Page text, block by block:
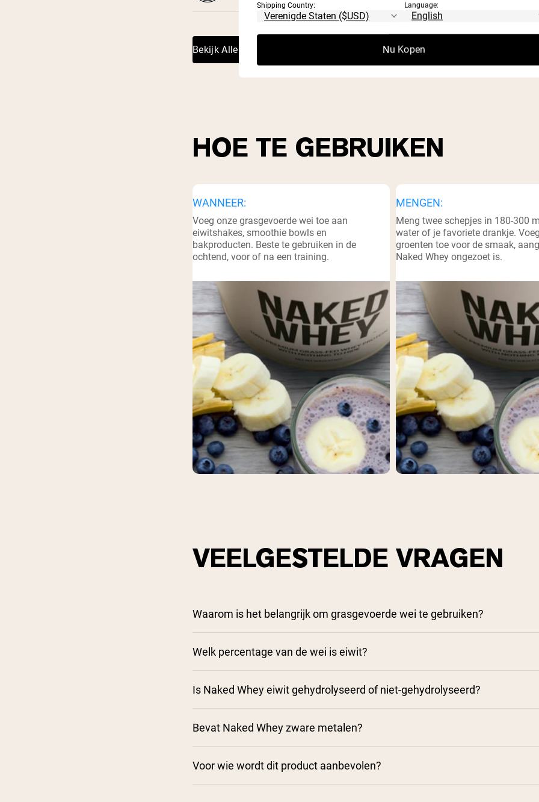
⁸
Bekijk Alle Voedingswaarden
HOE TE GEBRUIKEN
WANNEER:
Voeg onze grasgevoerde wei toe aan
eiwitshakes, smoothie bowls en
bakproducten. Beste te gebruiken in de
ochtend, voor of na een training.
MENGEN:
Meng twee schepjes in 180-300
water of je favoriete drankje.
groenten toe voor de smaak,
Naked Whey ongezoet is.
VEELGESTELDE VRAGEN
Waarom is het belangrijk om grasgevoerde wei te gebruiken?
Welk percentage van de wei is eiwit?
Is Naked Whey eiwit gehydrolyseerd of niet-gehydrolyseerd?
Bevat Naked Whey zware metalen?
Voor wie wordt dit product aanbevolen?
Shipping Country: Language:
Nu Kopen